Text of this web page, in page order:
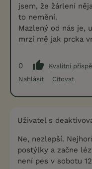
jsem, že žárlení
to nemění.
Mazlený od nás je,
mrzí mě jak prcka
0
Kvalitní
Nahlásit
Citovat
Uživatel s
Ne, nezlepší.
postýlky a začne
není pes v sobotu